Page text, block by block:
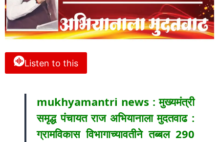
Listen to this
mukhyamantri news : मुख्यमंत्री
समृद्ध पंचायत राज अभियानाला मुदतवाढ :
ग्रामविकास विभागाच्यावतीने तब्बल 290